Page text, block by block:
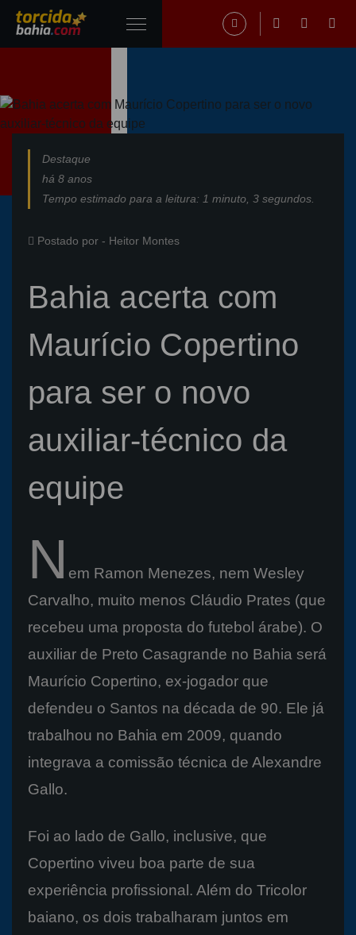
Destaque
há 8 anos
Tempo estimado para a leitura: 1 minuto, 3 segundos.
Postado por - Heitor Montes
Bahia acerta com
Maurício Copertino
para ser o novo
auxiliar-técnico da
equipe
N em Ramon Menezes, nem Wesley
Carvalho, muito menos Cláudio Prates (que
recebeu uma proposta do futebol árabe). O
auxiliar de Preto Casagrande no Bahia será
Maurício Copertino, ex-jogador que
defendeu o Santos na década de 90. Ele já
trabalhou no Bahia em 2009, quando
integrava a comissão técnica de Alexandre
Gallo.
Foi ao lado de Gallo, inclusive, que
Copertino viveu boa parte de sua
experiência profissional. Além do Tricolor
baiano, os dois trabalharam juntos em